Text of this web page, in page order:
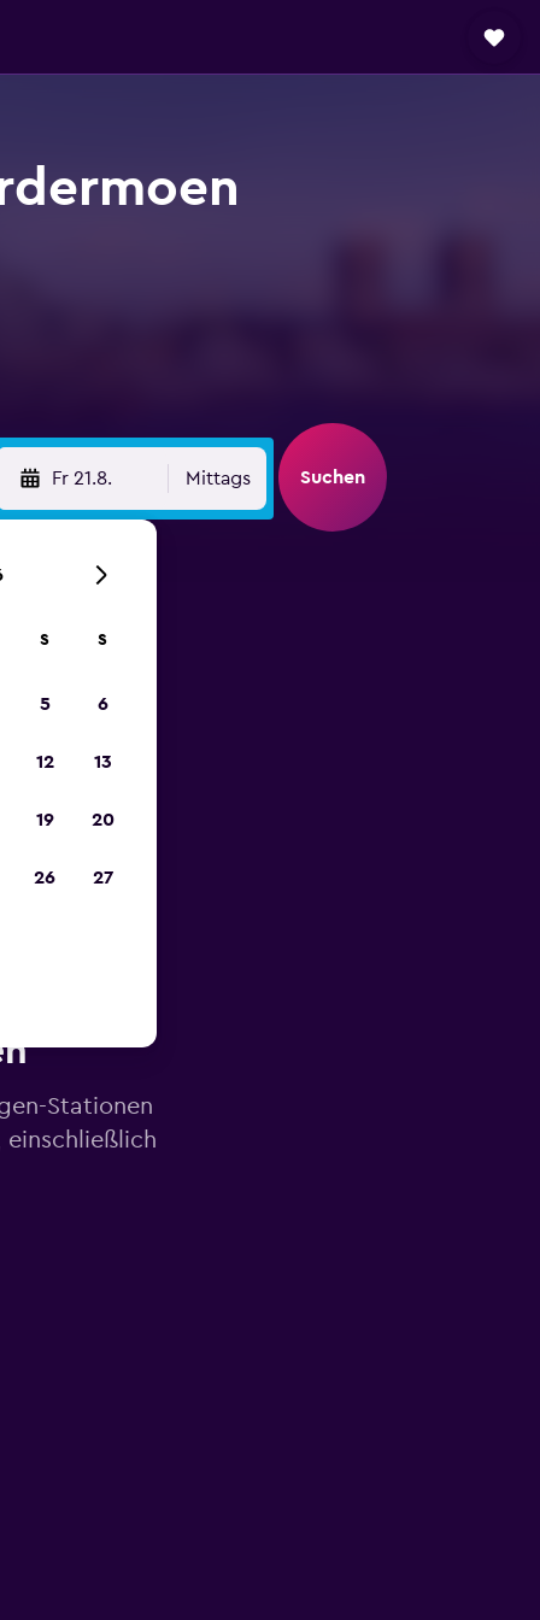
Fr 21.8. Mittags Suchen
Stationen
einschließlich
S S
5 6
12 13
19 20
26 27